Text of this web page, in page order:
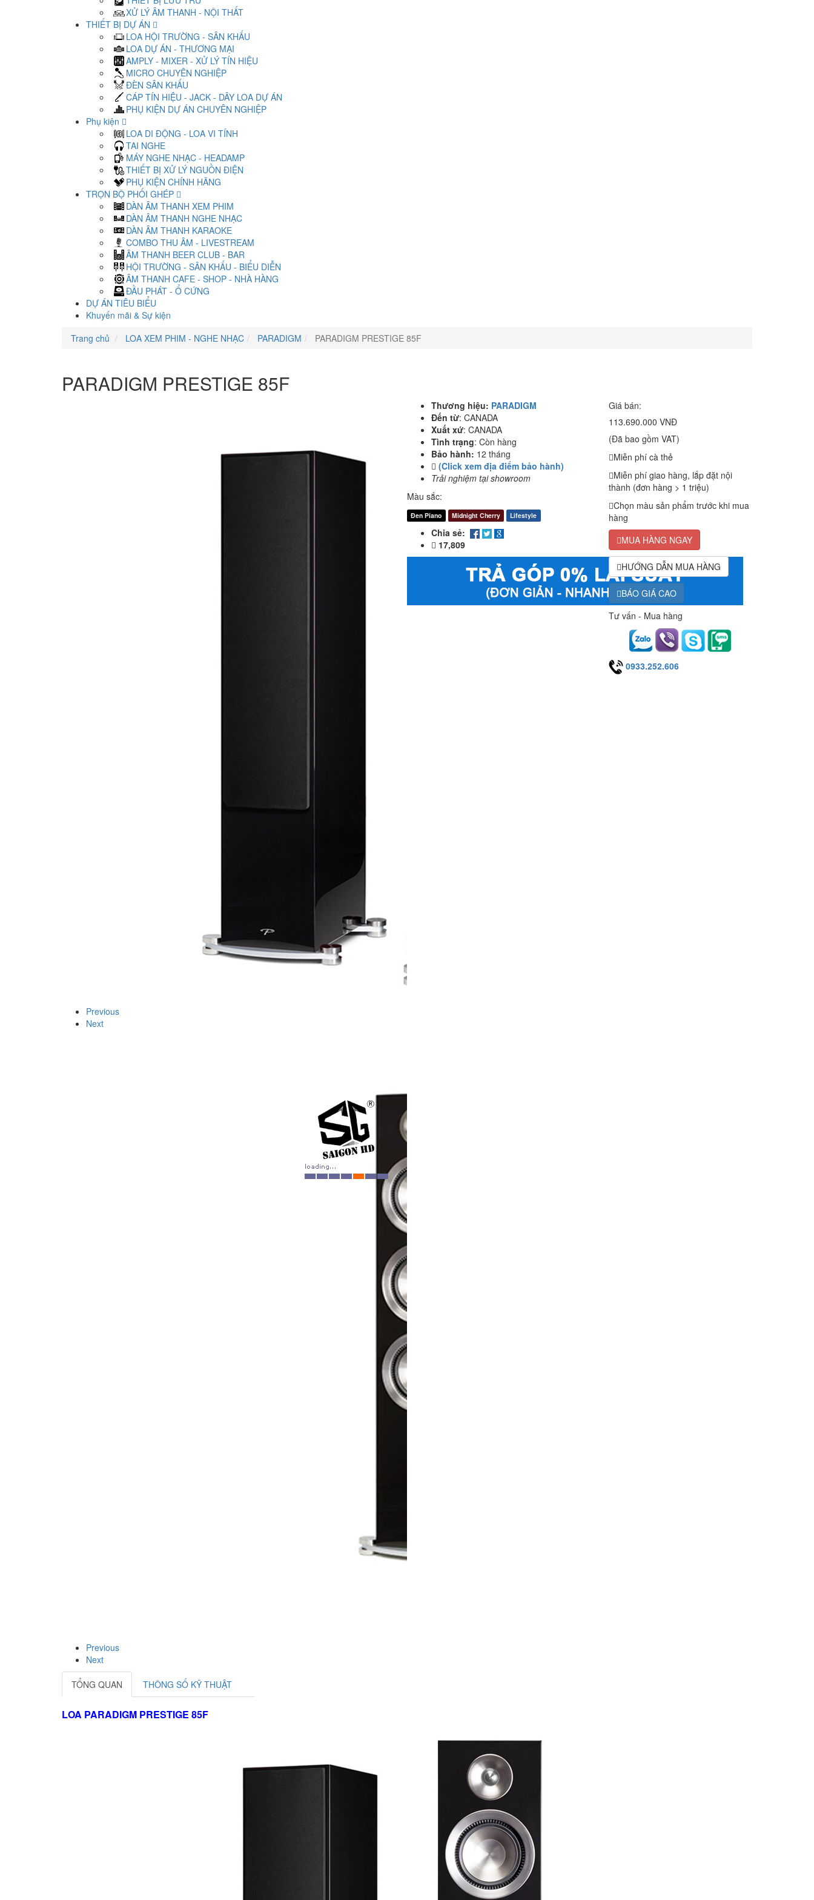
XỬ LÝ ÂM THANH - NỘI THẤT
THIẾT BỊ DỰ ÁN
LOA HỘI TRƯỜNG - SÂN KHẤU
LOA DỰ ÁN - THƯƠNG MẠI
AMPLY - MIXER - XỬ LÝ TÍN HIỆU
MICRO CHUYÊN NGHIỆP
ĐÈN SÂN KHẤU
CÁP TÍN HIỆU - JACK - DÂY LOA DỰ ÁN
PHỤ KIỆN DỰ ÁN CHUYÊN NGHIỆP
Phụ kiện
LOA DI ĐỘNG - LOA VI TÍNH
TAI NGHE
MÁY NGHE NHẠC - HEADAMP
THIẾT BỊ XỬ LÝ NGUỒN ĐIỆN
PHỤ KIỆN CHÍNH HÃNG
TRỌN BỘ PHỐI GHÉP
DÀN ÂM THANH XEM PHIM
DÀN ÂM THANH NGHE NHẠC
DÀN ÂM THANH KARAOKE
COMBO THU ÂM - LIVESTREAM
ÂM THANH BEER CLUB - BAR
HỘI TRƯỜNG - SÂN KHẤU - BIỂU DIỄN
ÂM THANH CAFE - SHOP - NHÀ HÀNG
ĐẦU PHÁT - Ổ CỨNG
DỰ ÁN TIÊU BIỂU
Khuyến mãi & Sự kiện
Trang chủ
LOA XEM PHIM - NGHE NHẠC PARADIGM PARADIGM PRESTIGE 85F
PARADIGM PRESTIGE 85F
Previous
Next
Previous
Next
Thương hiệu: PARADIGM
Đến từ: CANADA
Xuất xứ: CANADA
Tình trạng: Còn hàng
Bảo hành: 12 tháng
(Click xem địa điểm bảo hành)
Trải nghiệm tại showroom
Màu sắc:
Đen Piano Midnight Cherry Lifestyle
Chia sẻ:
17,809
Giá bán:
113.690.000 VNĐ
(Đã bao gồm VAT)
Miễn phí cà thẻ
Miễn phí giao hàng, lắp đặt nội
thành (đơn hàng > 1 triệu)
Chọn màu sản phẩm trước khi mua
hàng
MUA HÀNG NGAY
HƯỚNG DẪN MUA HÀNG
BÁO GIÁ CAO
Tư vấn - Mua hàng
0933.252.606
TỔNG QUAN THÔNG SỐ KỸ THUẬT
LOA PARADIGM PRESTIGE 85F